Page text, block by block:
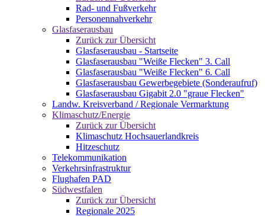
Rad- und Fußverkehr
Personennahverkehr
Glasfaserausbau
Zurück zur Übersicht
Glasfaserausbau - Startseite
Glasfaserausbau "Weiße Flecken" 3. Call
Glasfaserausbau "Weiße Flecken" 6. Call
Glasfaserausbau Gewerbegebiete (Sonderaufruf)
Glasfaserausbau Gigabit 2.0 "graue Flecken"
Landw. Kreisverband / Regionale Vermarktung
Klimaschutz/Energie
Zurück zur Übersicht
Klimaschutz Hochsauerlandkreis
Hitzeschutz
Telekommunikation
Verkehrsinfrastruktur
Flughafen PAD
Südwestfalen
Zurück zur Übersicht
Regionale 2025